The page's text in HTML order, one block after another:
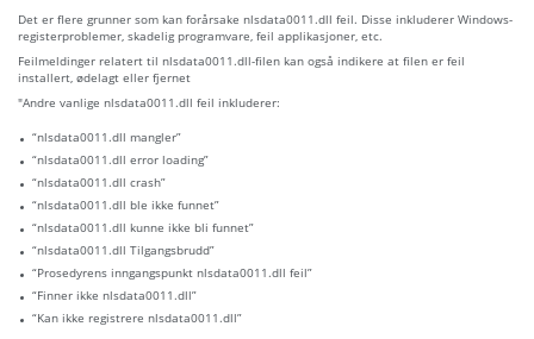
Det er flere grunner som kan forårsake nlsdata0011.dll feil. Disse inkluderer Windows-
registerproblemer, skadelig programvare, feil applikasjoner, etc.
Feilmeldinger relatert til nlsdata0011.dll-filen kan også indikere at filen er feil
installert, ødelagt eller fjernet
"Andre vanlige nlsdata0011.dll feil inkluderer:
“nlsdata0011.dll mangler”
“nlsdata0011.dll error loading”
“nlsdata0011.dll crash”
“nlsdata0011.dll ble ikke funnet”
“nlsdata0011.dll kunne ikke bli funnet”
“nlsdata0011.dll Tilgangsbrudd”
“Prosedyrens inngangspunkt nlsdata0011.dll feil”
“Finner ikke nlsdata0011.dll”
“Kan ikke registrere nlsdata0011.dll”